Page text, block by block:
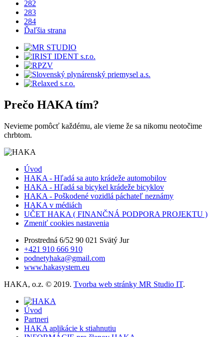
282
283
284
Ďaľšia strana
Prečo HAKA tím?
Nevieme pomôcť každému, ale vieme že sa nikomu neotočime
chrbtom.
Úvod
HAKA - Hľadá sa auto krádeže automobilov
HAKA - Hľadá sa bicykel krádeže bicyklov
HAKA - Poškodené vozidlá páchateľ neznámy
HAKA v médiách
UČET HAKA ( FINANČNÁ PODPORA PROJEKTU )
Zmeniť cookies nastavenia
Prostredná 6/52 90 021 Svätý Jur
+421 910 666 910
podnetyhaka@gmail.com
www.hakasystem.eu
HAKA, o.z. © 2019. Tvorba web stránky MR Studio IT.
Úvod
Partneri
HAKA aplikácie k stiahnutiu